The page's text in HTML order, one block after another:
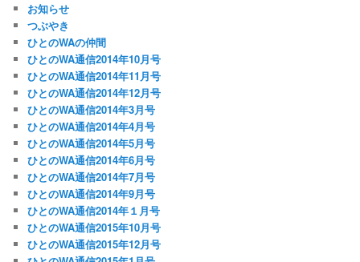
お知らせ
つぶやき
ひとのWAの仲間
ひとのWA通信2014年10月号
ひとのWA通信2014年11月号
ひとのWA通信2014年12月号
ひとのWA通信2014年3月号
ひとのWA通信2014年4月号
ひとのWA通信2014年5月号
ひとのWA通信2014年6月号
ひとのWA通信2014年7月号
ひとのWA通信2014年9月号
ひとのWA通信2014年１月号
ひとのWA通信2015年10月号
ひとのWA通信2015年12月号